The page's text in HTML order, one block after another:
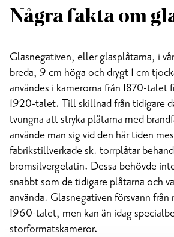
Några fakta om
Glasnegativen, eller glasplåtarna, i
breda, 9 cm höga och drygt 1 cm
användes i kamerorna från 1870-
1920-talet. Till skillnad från tidigare
tvungna att stryka plåtarna med
använde man sig vid den här tiden
fabrikstillverkade sk. torrplåtar
bromsilvergelatin. Dessa behövde
snabbt som de tidigare plåtarna och
använda. Glasnegativen försvann från
1960-talet, men kan än idag
storformatskameror.